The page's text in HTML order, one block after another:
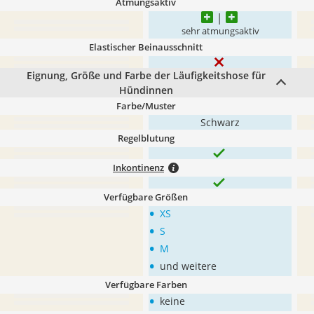
sehr atmungsaktiv
Elastischer Beinausschnitt
Eignung, Größe und Farbe der Läufigkeitshose für
Hündinnen
Farbe/Muster
Schwarz
Regelblutung
Inkontinenz
Verfügbare Größen
• XS
• S
• M
• und weitere
Verfügbare Farben
• keine